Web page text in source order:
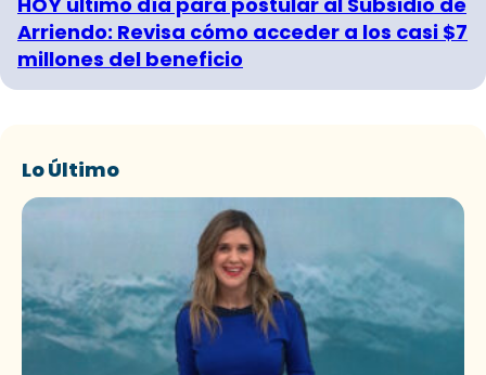
Arriendo: Revisa cómo acceder a los casi $7
millones del beneficio
Lo Último